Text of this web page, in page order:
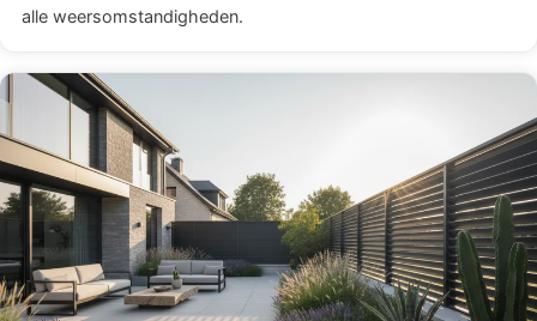
alle weersomstandigheden.